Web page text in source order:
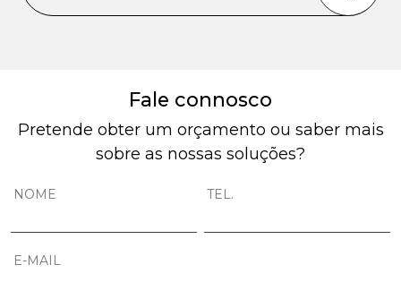
Fale connosco
Pretende obter um orçamento ou saber mais
sobre as nossas soluções?